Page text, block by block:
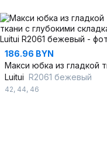
186.96 BYN
Luitui R2061 бежевый
42, 44, 46